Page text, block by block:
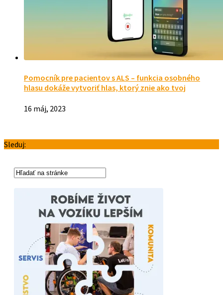
Pomocník pre pacientov s ALS – funkcia osobného
hlasu dokáže vytvoriť hlas, ktorý znie ako tvoj
16 máj, 2023
Sleduj: